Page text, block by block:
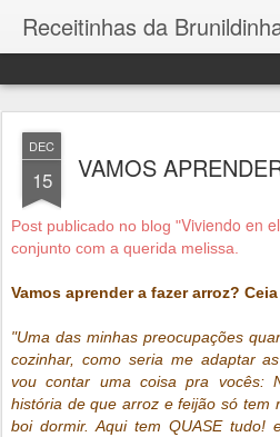
Receitinhas da
DEC
15 VAMOS
Post publicado no blog "Viviendo en
conjunto com a querida melissa.
Vamos aprender a fazer arroz?
"Uma das minhas preocupações
cozinhar, como seria me adaptar
vou contar uma coisa pra vocês:
história de que arroz e feijão só tem
boi dormir. Aqui tem QUASE